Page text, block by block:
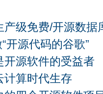
产级免费/开源数据
开源代码的谷歌”
源软件的受益者
计算时代生存